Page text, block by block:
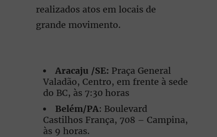
realizados atos em locais de
grande movimento.
Aracaju /SE: Praça General
Valadão, Centro, em frente à sede
do BC, às 7:30 horas
Belém/PA: Boulevard
Castilhos França, 708 – Campina,
às 9 horas.